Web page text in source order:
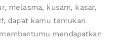
melasma, kusam, kasar,
dapat kamu temukan
mendapatkan